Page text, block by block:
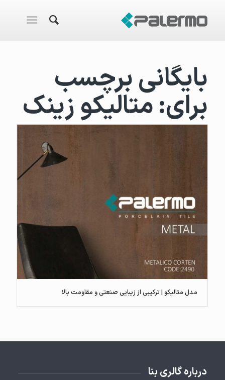
بایگانی برچسب
برای:متالیکو زینک
مدل متالیکو | ترکیبی از زیبایی صنعتی و مقاومت بالا
درباره گالری بنا